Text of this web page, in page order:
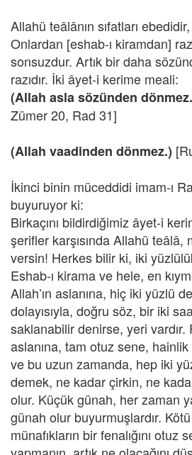
Allahü teâlânın sıfatları
Onlardan [eshab-ı kiramdan]
sonsuzdur. Artık bir daha
razıdır. İki âyet-i kerime meali:
(Allah asla sözünden
Zümer 20, Rad 31]
(Allah vaadinden dönmez.)
İkinci binin müceddidi imam-ı
buyuruyor ki:
Birkaçını bildirdiğimiz âyet-i
şerifler karşısında Allahü
versin! Herkes bilir ki, iki
Eshab-ı kirama ve hele, en
Allah’ın aslanına, hiç iki yüzlü
dolayısıyla, doğru söz, bir iki
saklanabilir denirse, yeri vardır.
aslanına, tam otuz sene,
ve bu uzun zamanda, hep iki
demek, ne kadar çirkin, ne
olur. Küçük günah, her zaman
günah olur buyurmuşlardır.
münafıkların bir fenalığını otuz